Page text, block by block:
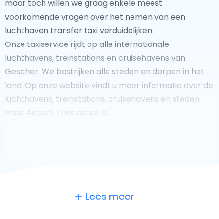
maar toch willen we graag enkele meest
voorkomende vragen over het nemen van een
luchthaven transfer taxi verduidelijken.
Onze taxiservice rijdt op alle internationale
luchthavens, treinstations en cruisehavens van
Gescher. We bestrijken alle steden en dorpen in het
land. Op onze website vindt u meer informatie over de
luchthavens, treinstations, cruisehavens en steden
waar Airport Taxis actief is.
Lees meer